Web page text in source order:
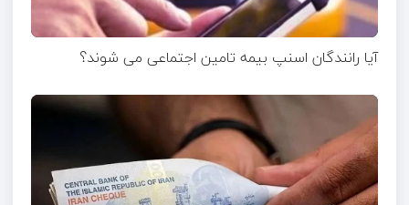
آیا رانندگان اسنپ بیمه تامین اجتماعی می شوند؟